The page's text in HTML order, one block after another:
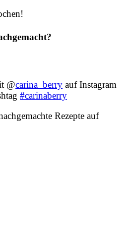
@carina_berry auf Instagram
#carinaberry
Rezepte auf